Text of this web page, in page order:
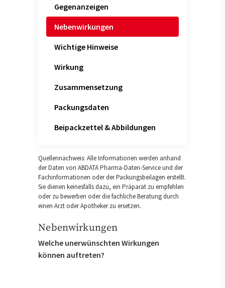
Gegenanzeigen
Nebenwirkungen
Wichtige Hinweise
Wirkung
Zusammensetzung
Packungsdaten
Beipackzettel & Abbildungen
Quellennachweis: Alle Informationen werden anhand
der Daten von ABDATA Pharma-Daten-Service und der
Fachinformationen oder der Packungsbeilagen erstellt.
Sie dienen keinesfalls dazu, ein Präparat zu empfehlen
oder zu bewerben oder die fachliche Beratung durch
einen Arzt oder Apotheker zu ersetzen.
Nebenwirkungen
Welche unerwünschten Wirkungen
können auftreten?